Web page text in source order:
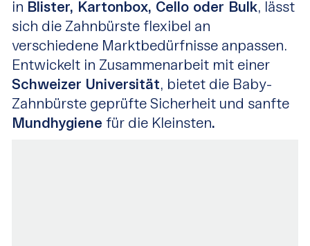
in Blister, Kartonbox, Cello oder Bulk, lässt
sich die Zahnbürste flexibel an
verschiedene Marktbedürfnisse anpassen.
Entwickelt in Zusammenarbeit mit einer
Schweizer Universität, bietet die Baby-
Zahnbürste geprüfte Sicherheit und sanfte
Mundhygiene für die Kleinsten.